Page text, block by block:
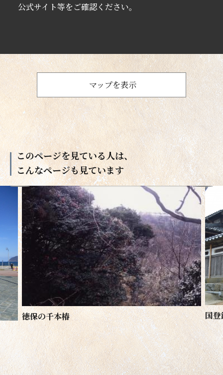
公式サイト等をご確認ください。
マップを表示
このページを見ている人は、
こんなページも見ています
徳保の千本椿 国